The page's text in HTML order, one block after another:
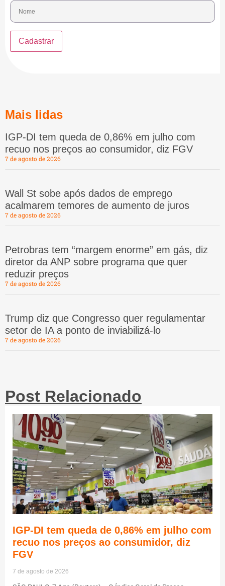
Mais lidas
IGP-DI tem queda de 0,86% em julho com
recuo nos preços ao consumidor, diz FGV
7 de agosto de 2026
Wall St sobe após dados de emprego
acalmarem temores de aumento de juros
7 de agosto de 2026
Petrobras tem “margem enorme” em gás, diz
diretor da ANP sobre programa que quer
reduzir preços
7 de agosto de 2026
Trump diz que Congresso quer regulamentar
setor de IA a ponto de inviabilizá-lo
7 de agosto de 2026
Post Relacionado
IGP-DI tem queda de 0,86% em julho com
recuo nos preços ao consumidor, diz
FGV
7 de agosto de 2026